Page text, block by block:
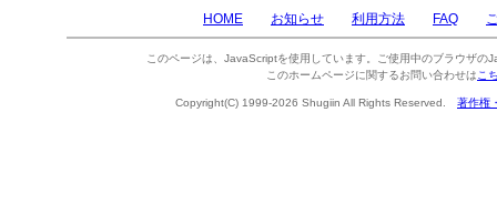
HOME お知らせ 利用方法 FAQ
このページは、JavaScriptを使用しています。ご使用中のブラウザの
このホームページに関するお問い合わせは こ
Copyright(C) 1999-2026 Shugiin All Rights Reserved. 著作権